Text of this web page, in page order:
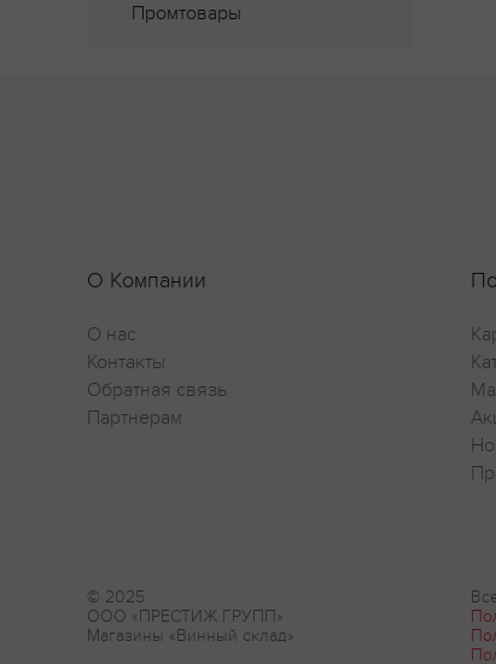
Промтовары
О Компании
О нас
Контакты
Обратная связь
Партнерам
© 2025
ООО «ПРЕСТИЖ ГРУПП»
Магазины «Винный склад»